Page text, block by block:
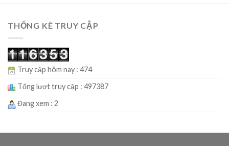
THỐNG KÊ TRUY CẬP
Truy cập hôm nay : 474
Tổng lượt truy cập : 497387
Đang xem : 2